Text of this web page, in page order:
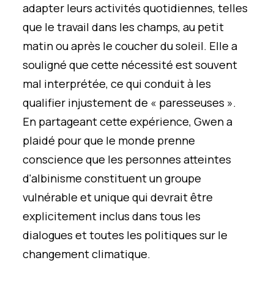
adapter leurs activités quotidiennes, telles
que le travail dans les champs, au petit
matin ou après le coucher du soleil. Elle a
souligné que cette nécessité est souvent
mal interprétée, ce qui conduit à les
qualifier injustement de « paresseuses ».
En partageant cette expérience, Gwen a
plaidé pour que le monde prenne
conscience que les personnes atteintes
d'albinisme constituent un groupe
vulnérable et unique qui devrait être
explicitement inclus dans tous les
dialogues et toutes les politiques sur le
changement climatique.